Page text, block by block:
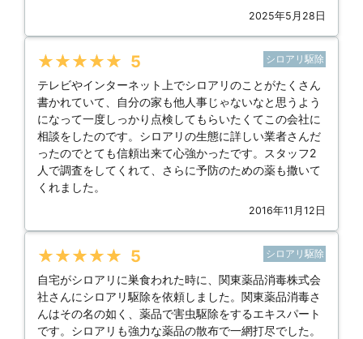
2025年5月28日
★★★★★ 5 シロアリ駆除
テレビやインターネット上でシロアリのことがたくさん
書かれていて、自分の家も他人事じゃないなと思うよう
になって一度しっかり点検してもらいたくてこの会社に
相談をしたのです。シロアリの生態に詳しい業者さんだ
ったのでとても信頼出来て心強かったです。スタッフ2
人で調査をしてくれて、さらに予防のための薬も撒いて
くれました。
2016年11月12日
★★★★★ 5 シロアリ駆除
自宅がシロアリに巣食われた時に、関東薬品消毒株式会
社さんにシロアリ駆除を依頼しました。関東薬品消毒さ
んはその名の如く、薬品で害虫駆除をするエキスパート
です。シロアリも強力な薬品の散布で一網打尽でした。